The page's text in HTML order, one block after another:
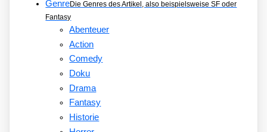
GenreDie Genres des Artikel, also beispielsweise SF oder
Fantasy
Abenteuer
Action
Comedy
Doku
Drama
Fantasy
Historie